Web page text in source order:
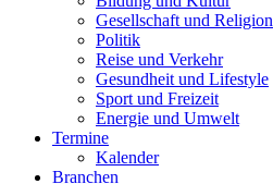
Gesellschaft und Religion
Politik
Reise und Verkehr
Gesundheit und Lifestyle
Sport und Freizeit
Energie und Umwelt
Termine
Kalender
Branchen